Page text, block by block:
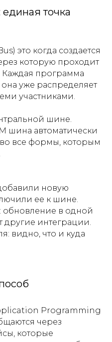
точка
это когда создается
которую проходит
Каждая программа
уже распределяет
участниками.
шине.
шина автоматически
все формы, которым
новую
ее к шине.
обновление в одной
другие интеграции.
видно, что и куда
Programming
через
которые